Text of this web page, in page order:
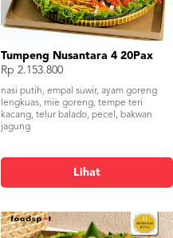
Tumpeng Nusantara 4 20Pax
Rp 2.153.800
nasi putih, empal suwir, ayam goreng
lengkuas, mie goreng, tempe teri
kacang, telur balado, pecel, bakwan
jagung
Lihat